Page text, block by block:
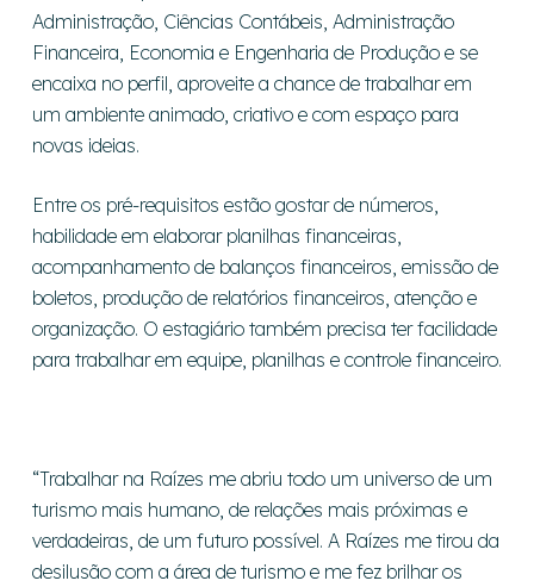
Administração, Ciências Contábeis, Administração
Financeira, Economia e Engenharia de Produção e se
encaixa no perfil, aproveite a chance de trabalhar em
um ambiente animado, criativo e com espaço para
novas ideias.
Entre os pré-requisitos estão gostar de números,
habilidade em elaborar planilhas financeiras,
acompanhamento de balanços financeiros, emissão de
boletos, produção de relatórios financeiros, atenção e
organização. O estagiário também precisa ter facilidade
para trabalhar em equipe, planilhas e controle financeiro.
“Trabalhar na Raízes me abriu todo um universo de um
turismo mais humano, de relações mais próximas e
verdadeiras, de um futuro possível. A Raízes me tirou da
desilusão com a área de turismo e me fez brilhar os